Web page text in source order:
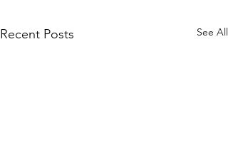
Recent Posts See All